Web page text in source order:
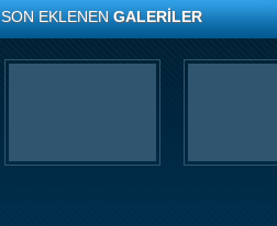
SON EKLENENGALERİLER